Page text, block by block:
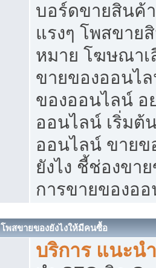
บอร์ดขายสินค้
แรงๆ โพสขาย
หมาย โฆษณาเ
ขายของออนไ
ของออนไลน์ อ
ออนไลน์ เริ่มต้
ออนไลน์ ขายข
ยังไง ชี้ช่องขา
การขายของอ
โพสขายของยังไงให้มีคนซื้อ
บริการ แนะน